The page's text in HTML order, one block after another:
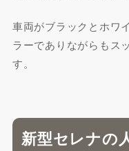
車両がブラックとホワ
ラーでありながらもス
す。
新型セレナの